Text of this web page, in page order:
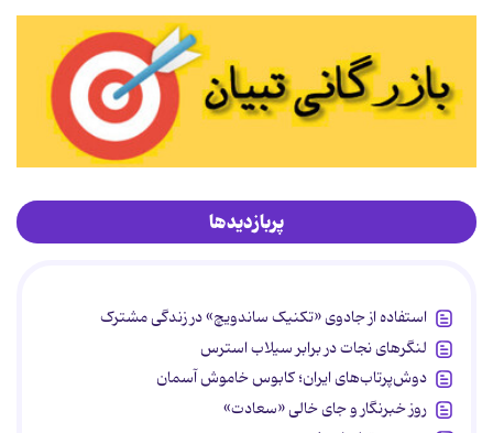
پربازدیدها
استفاده از جادوی «تکنیک ساندویچ» در زندگی مشترک
لنگرهای نجات در برابر سیلاب استرس
دوش‌پرتاب‌های ایران؛ کابوس خاموش آسمان
روز خبرنگار و جای خالی «سعادت»